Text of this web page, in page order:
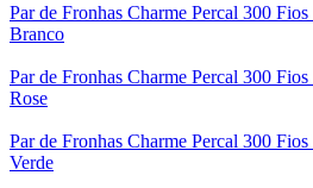
Par de Fronhas Charme Percal 300
Branco
Par de Fronhas Charme Percal 300
Rose
Par de Fronhas Charme Percal 300
Verde